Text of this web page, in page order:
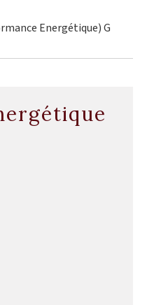
Energétique)G